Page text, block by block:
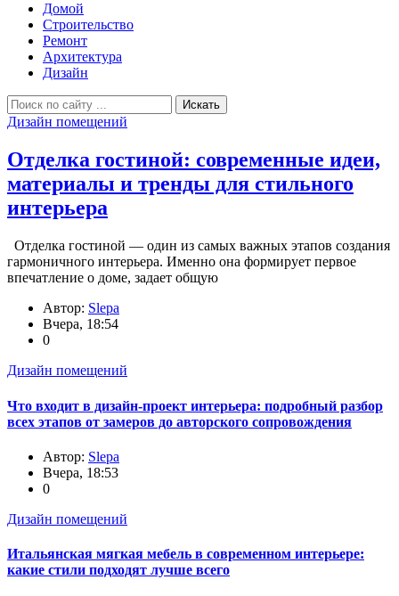
Домой
Строительство
Ремонт
Архитектура
Дизайн
Искать
Дизайн помещений
Отделка гостиной: современные идеи,
материалы и тренды для стильного
интерьера
Отделка гостиной — один из самых важных этапов создания
гармоничного интерьера. Именно она формирует первое
впечатление о доме, задает общую
Автор: Slepa
Вчера, 18:54
0
Дизайн помещений
Что входит в дизайн-проект интерьера: подробный разбор
всех этапов от замеров до авторского сопровождения
Автор: Slepa
Вчера, 18:53
0
Дизайн помещений
Итальянская мягкая мебель в современном интерьере:
какие стили подходят лучше всего